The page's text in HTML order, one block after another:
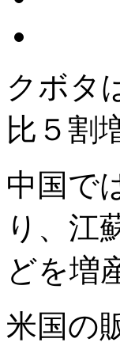
クボタ
比５割
中国で
り、江
どを増
米国の